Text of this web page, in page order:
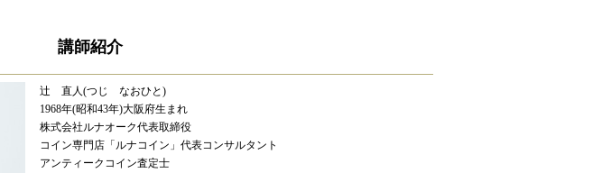
講師紹介
辻 直人(つじ なおひと)
1968年(昭和43年)大阪府生まれ
株式会社ルナオーク代表取締役
コイン専門店「ルナコイン」代表コンサルタント
アンティークコイン査定士